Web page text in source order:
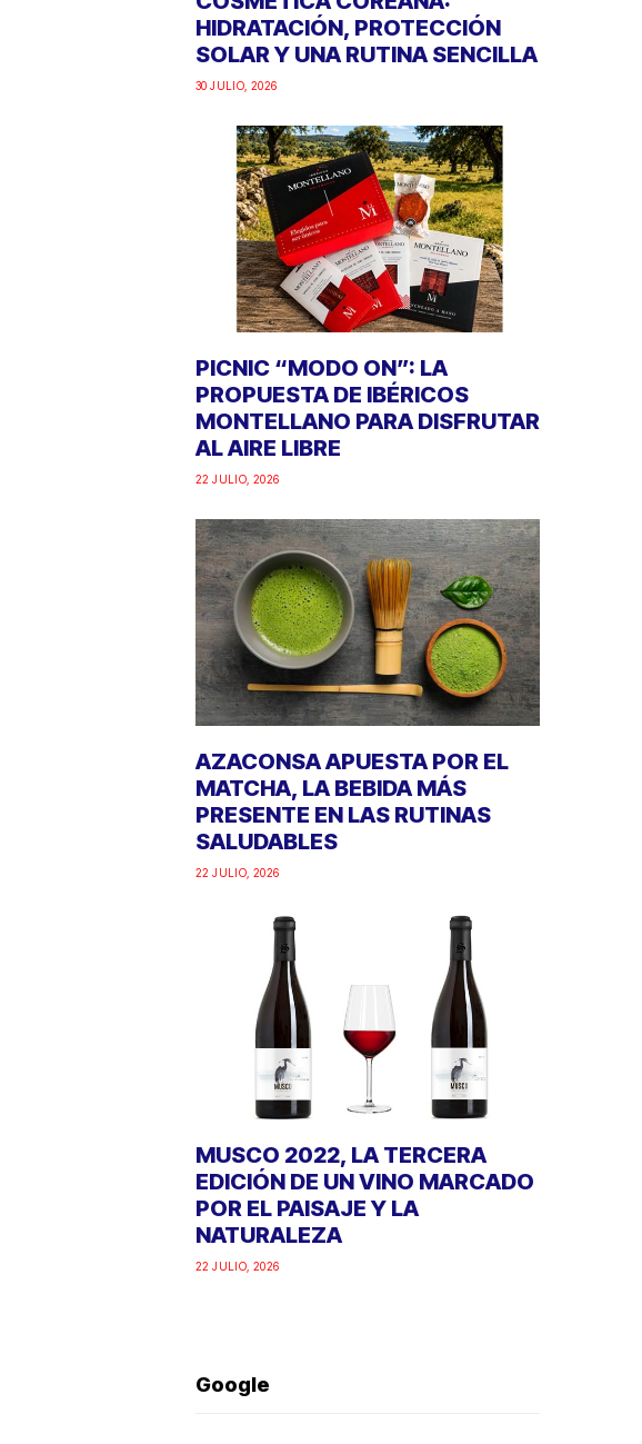
HIDRATACIÓN, PROTECCIÓN
SOLAR Y UNA RUTINA SENCILLA
30 JULIO, 2026
PICNIC “MODO ON”: LA
PROPUESTA DE IBÉRICOS
MONTELLANO PARA DISFRUTAR
AL AIRE LIBRE
22 JULIO, 2026
AZACONSA APUESTA POR EL
MATCHA, LA BEBIDA MÁS
PRESENTE EN LAS RUTINAS
SALUDABLES
22 JULIO, 2026
MUSCO 2022, LA TERCERA
EDICIÓN DE UN VINO MARCADO
POR EL PAISAJE Y LA
NATURALEZA
22 JULIO, 2026
Google